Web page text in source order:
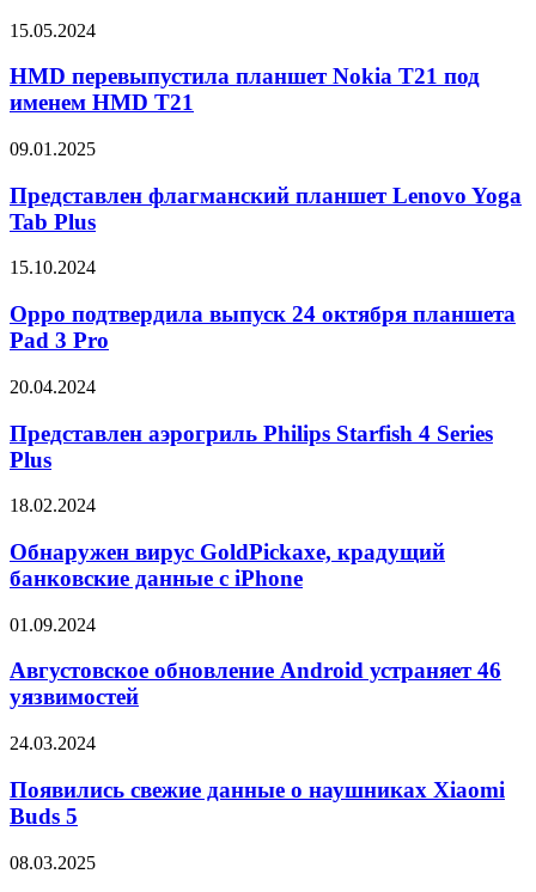
18.3
для
iPhone
HMD
планшет
T21
именем
T21
15.05.2024
HMD перевыпустила планшет Nokia T21 под
именем HMD T21
Представлен
планшет
Lenovo
Yoga
Plus
09.01.2025
Представлен флагманский планшет Lenovo Yoga
Tab Plus
Oppo
выпуск
24
октября
Pad
Pro
15.10.2024
Oppo подтвердила выпуск 24 октября планшета
Pad 3 Pro
Представлен
Philips
Starfish
4
Plus
20.04.2024
Представлен аэрогриль Philips Starfish 4 Series
Plus
Обнаружен
GoldPickaxe,
крадущий
банковские
с
18.02.2024
Обнаружен вирус GoldPickaxe, крадущий
банковские данные с iPhone
Августовское
Android
устраняет
46
01.09.2024
Августовское обновление Android устраняет 46
уязвимостей
Появились
данные
о
наушниках
Buds
24.03.2024
Появились свежие данные о наушниках Xiaomi
Buds 5
Google
08.03.2025